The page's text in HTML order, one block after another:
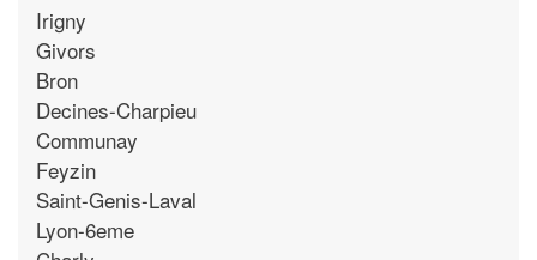
Irigny
Givors
Bron
Decines-Charpieu
Communay
Feyzin
Saint-Genis-Laval
Lyon-6eme